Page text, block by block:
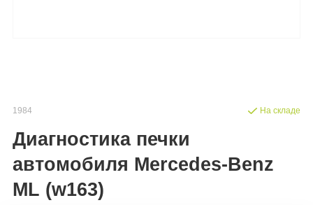
1984
Диагностика печки
автомобиля Mercedes-Benz
ML (w163)
На складе